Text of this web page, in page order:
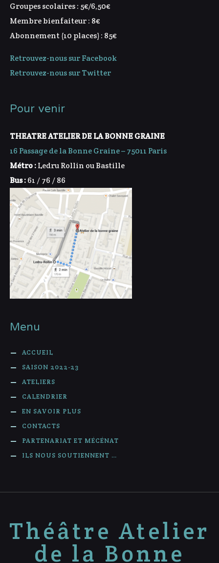
Groupes scolaires : 5€/6,50€
Membre bienfaiteur : 8€
Abonnement (10 places) : 85€
Retrouvez-nous sur Facebook
Retrouvez-nous sur Twitter
Pour venir
THEATRE ATELIER DE LA BONNE GRAINE
16 Passage de la Bonne Graine – 75011 Paris
Métro :Ledru Rollin ou Bastille
Bus :61 / 76 / 86
Menu
ACCUEIL
SAISON 2022-23
ATELIERS
CALENDRIER
EN SAVOIR PLUS
CONTACTS
PARTENARIAT ET MÉCÉNAT
ILS NOUS SOUTIENNENT …
Théâtre Atelier
de la Bonne